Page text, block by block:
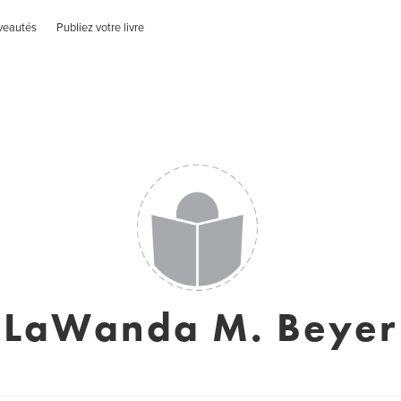
Publiez votre livre
LaWanda M. Beyer